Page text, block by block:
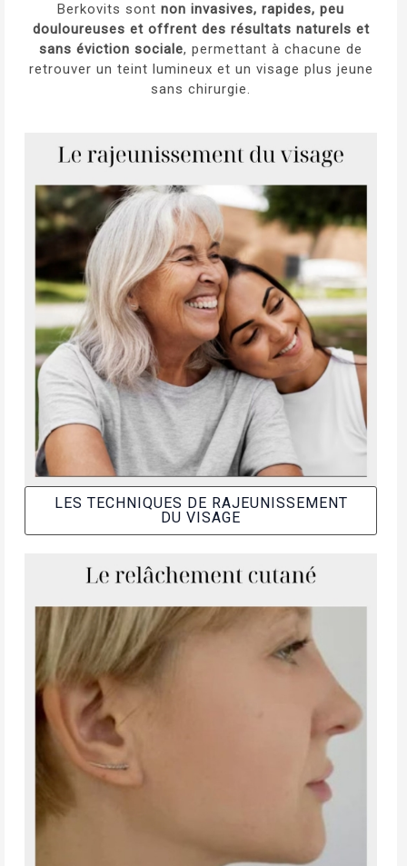
Berkovits sont non invasives, rapides, peu
douloureuses et offrent des résultats naturels et
sans éviction sociale, permettant à chacune de
retrouver un teint lumineux et un visage plus jeune
sans chirurgie.
LES TECHNIQUES DE RAJEUNISSEMENT
DU VISAGE